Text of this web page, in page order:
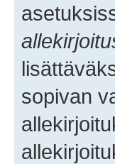
sopivan